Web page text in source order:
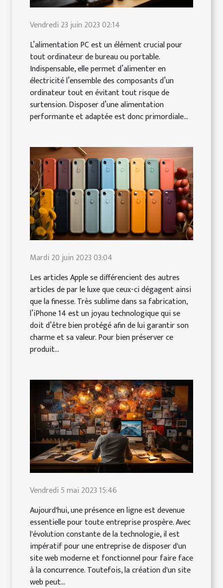
Vendredi 23 juin 2023 02:14
L’alimentation PC est un élément crucial pour
tout ordinateur de bureau ou portable.
Indispensable, elle permet d’alimenter en
électricité l’ensemble des composants d’un
ordinateur tout en évitant tout risque de
surtension. Disposer d’une alimentation
performante et adaptée est donc primordiale...
Mardi 20 juin 2023 03:04
Les articles Apple se différencient des autres
articles de par le luxe que ceux-ci dégagent ainsi
que la finesse. Très sublime dans sa fabrication,
l’iPhone 14 est un joyau technologique qui se
doit d’être bien protégé afin de lui garantir son
charme et sa valeur. Pour bien préserver ce
produit...
Vendredi 5 mai 2023 15:46
Aujourd'hui, une présence en ligne est devenue
essentielle pour toute entreprise prospère. Avec
l'évolution constante de la technologie, il est
impératif pour une entreprise de disposer d'un
site web moderne et fonctionnel pour faire face
à la concurrence. Toutefois, la création d'un site
web peut...